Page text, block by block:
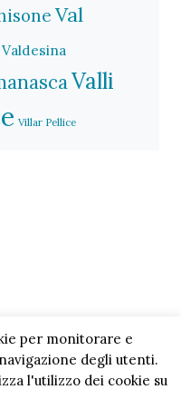
Val
Valdesina
Valli
Villar Pellice
per monitorare e
degli utenti.
l'utilizzo dei cookie su